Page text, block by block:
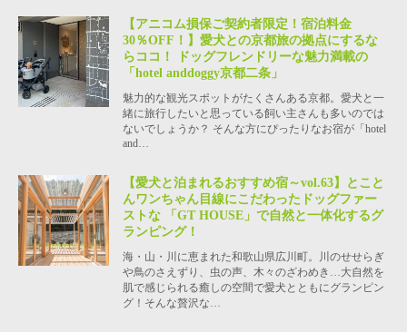
【アニコム損保ご契約者限定！宿泊料金
30％OFF！】愛犬との京都旅の拠点にするな
らココ！ ドッグフレンドリーな魅力満載の
「hotel anddoggy京都二条」
魅力的な観光スポットがたくさんある京都。愛犬と一
緒に旅行したいと思っている飼い主さんも多いのでは
ないでしょうか？ そんな方にぴったりなお宿が「hotel
and…
【愛犬と泊まれるおすすめ宿～vol.63】とこと
んワンちゃん目線にこだわったドッグファー
ストな 「GT HOUSE」で自然と一体化するグ
ランピング！
海・山・川に恵まれた和歌山県広川町。川のせせらぎ
や鳥のさえずり、虫の声、木々のざわめき…大自然を
肌で感じられる癒しの空間で愛犬とともにグランピン
グ！そんな贅沢な…